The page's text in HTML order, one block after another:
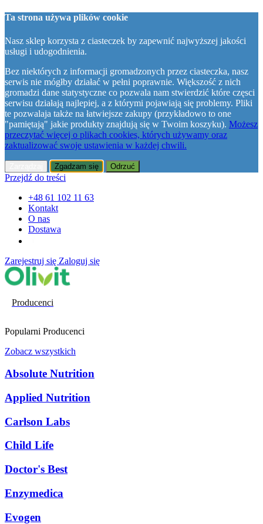
Ta strona używa plików cookie
Nasz sklep korzysta z ciasteczek by zapewnić najwyższej jakości
usługi i udogodnienia.
Bez niektórych z informacji gromadzonych przez ciasteczka, nasz
serwis nie mógłby działać w pełni poprawnie. Większość z nich
gromadzi dane statystyczne co pozwala nam stwierdzić które częsci
serwisu działają najlepiej, a z którymi pojawiają się problemy. Pliki
te pozwalaja także na łatwiejsze zakupy (przykładowo to one
"pamiętają" jakie produkty znajdują się w Twoim koszyku). Możesz
przeczytać więcej o plikach cookies, których używamy oraz
zaktualizować swoje ustawienia w każdej chwili.
Zgadzam się Odrzuć
Przejdź do treści
+48 61 102 11 63
Kontakt
O nas
Dostawa
Zarejestruj się Zaloguj się
Producenci
Popularni Producenci
Zobacz wszystkich
Absolute Nutrition
Applied Nutrition
Carlson Labs
Child Life
Doctor's Best
Enzymedica
Evogen